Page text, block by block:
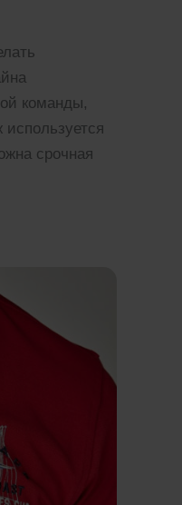
команды,
срочная